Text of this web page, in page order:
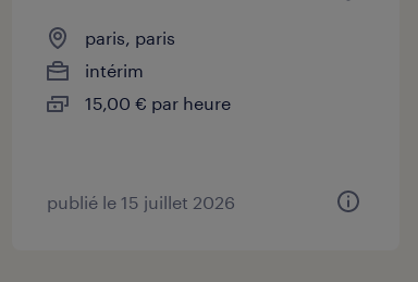
paris, paris
intérim
15,00 € par heure
publié le 15 juillet 2026